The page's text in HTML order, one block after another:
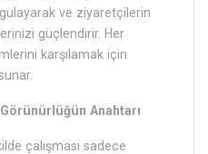
ve ziyaretçilerin
güçlendirir. Her
karşılamak için
Anahtarı
çalışması sadece